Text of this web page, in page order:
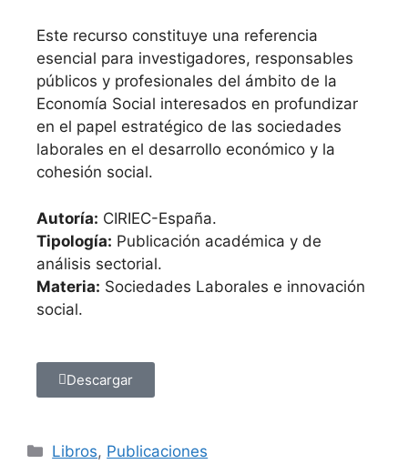
Este recurso constituye una referencia
esencial para investigadores, responsables
públicos y profesionales del ámbito de la
Economía Social interesados en profundizar
en el papel estratégico de las sociedades
laborales en el desarrollo económico y la
cohesión social.
Autoría: CIRIEC-España.
Tipología: Publicación académica y de
análisis sectorial.
Materia: Sociedades Laborales e innovación
social.
Descargar
Libros, Publicaciones